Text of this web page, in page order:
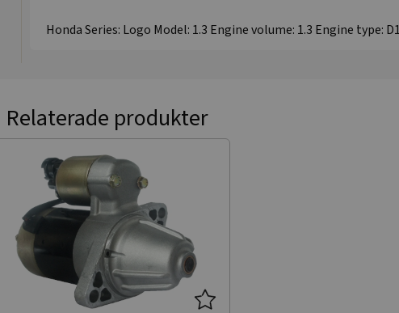
Honda Series: Logo Model: 1.3 Engine volume: 1.3 Engine type:
Relaterade produkter